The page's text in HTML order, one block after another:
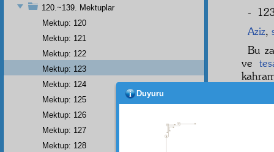
-
Aziz,
Bu
ve
Ey
120.~139. Mektuplar
Mektup: 120
Mektup: 121
Mektup: 122
Mektup: 123
Mektup: 124
Mektup: 125
Mektup: 126
Mektup: 127
Mektup: 128
Duyuru